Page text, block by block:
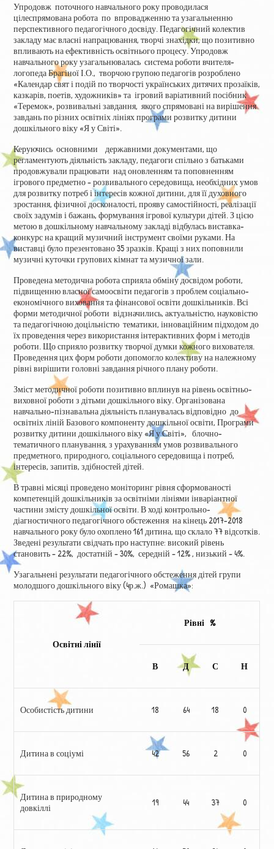
Упродовж поточного навчального року проводилася
цілеспрямована робота по впровадженню та узагальненню
перспективного педагогічного досвіду. Педагогічний колектив
закладу має власні напрацювання, творчі знахідки, що позитивно
впливають на ефективність освітнього процесу. Упродовж
навчального року узагальнювалась система роботи вчителя-
логопеда Брагіної І.О., творчою групою педагогів розроблено
«Календар свят і подій по творчості українських дитячих прозаїків,
казкарів, поетів, художників» та ігровий варіативний посібник
«Теремок», розвивальні завдання, якого спрямовані на вирішення
завдань по різних освітніх лініях програми розвитку дитини
дошкільного віку «Я у Світі».
Керуючись основними державними документами, що
регламентують діяльність закладу, педагоги спільно з батьками
продовжували працювати над оновленням та поповненням
ігрового предметно – розвивального середовища, необхідних умов
для розвитку потреб і інтересів кожної дитини, для її духовного
зростання, фізичної досконалості, прояву самостійності, реалізації
своїх задумів і бажань, формування ігрової культури дітей. З цією
метою в дошкільному навчальному закладі відбулась виставка-
конкурс на кращий музичний інструмент своїми руками. На
виставці було презентовано 35 зразків. Кращі з них поповнили
музичні куточки групових кімнат та музичної зали.
Проведена методична робота сприяла обміну досвідом роботи,
підвищенню власної самоосвіти педагогів з проблем соціально-
економічного виховання та фінансової освіти дошкільників. Всі
форми методичної роботи відзначились, актуальністю, науковістю
та педагогічною доцільністю тематики, інноваційним підходом до
їх проведення через використання інтерактивних форм і методів
роботи. Що сприяло розвитку творчої думки кожного вихователя.
Проведення цих форм роботи допомогло колективу на належному
рівні вирішити головні завдання річного плану роботи.
Зміст методичної роботи позитивно вплинув на рівень освітньо-
виховної роботи з дітьми дошкільного віку. Організована
навчально-пізнавальна діяльність планувалась відповідно до
освітніх ліній Базового компоненту дошкільної освіти, Програми
розвитку дитини дошкільного віку «Я у Світі», блочно-
тематичного планування, з урахуванням умов розвивального
предметного, природного, соціального середовища і потреб,
інтересів, запитів, здібностей дітей.
В травні місяці проведено моніторинг рівня сформованості
компетенцій дошкільників за освітніми лініями інваріантної
частини змісту дошкільної освіти. В ході контрольно-
діагностичного педагогічного обстеження на кінець 2017-2018
навчального року було охоплено 161 дитина, що склало 77 відсотків.
Зведені результати свідчать про наступне: високий рівень
становить – 22%, достатній – 30%, середній – 12% , низький – 4%.
Узагальнені результати педагогічного обстеження дітей групи
молодшого дошкільного віку (4р.ж.) «Ромашка»:
Освітні лінії
Рівні %
В Д С Н
Особистість дитини 18 64 18 0
Дитина в соціумі 42 56 2 0
Дитина в природному
довкіллі
19 44 37 0